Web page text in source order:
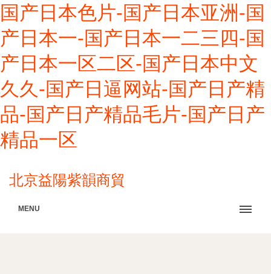
国产日本色片-国产日本亚洲-国
产日本一-国产日本一二三四-国
产日本一区二区-国产日本中文
久久-国产日逼网站-国产日产精
品-国产日产精品毛片-国产日产
精品一区
北京益陽紫韻商貿
MENU